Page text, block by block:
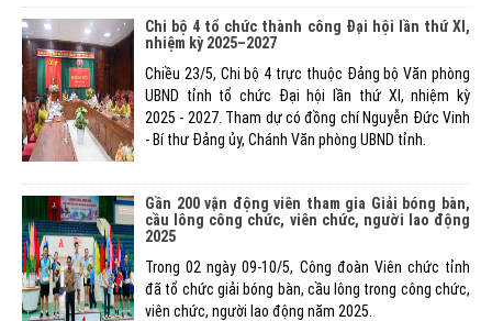
Chi bộ 4 tổ chức thành công Đại hội lần thứ XI,
nhiệm kỳ 2025–2027
Chiều 23/5, Chi bộ 4 trực thuộc Đảng bộ Văn phòng
UBND tỉnh tổ chức Đại hội lần thứ XI, nhiệm kỳ
2025 - 2027. Tham dự có đồng chí Nguyễn Đức Vinh
- Bí thư Đảng ủy, Chánh Văn phòng UBND tỉnh.
Gần 200 vận động viên tham gia Giải bóng bàn,
cầu lông công chức, viên chức, người lao động
2025
Trong 02 ngày 09-10/5, Công đoàn Viên chức tỉnh
đã tổ chức giải bóng bàn, cầu lông trong công chức,
viên chức, người lao động năm 2025.